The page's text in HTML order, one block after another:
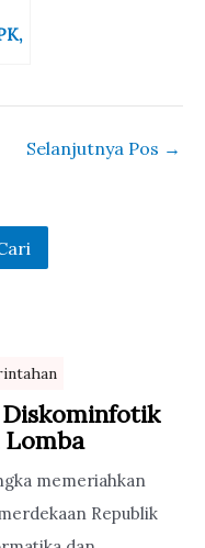
Selanjutnya Pos →
Diskominfotik
Lomba
memeriahkan
Republik